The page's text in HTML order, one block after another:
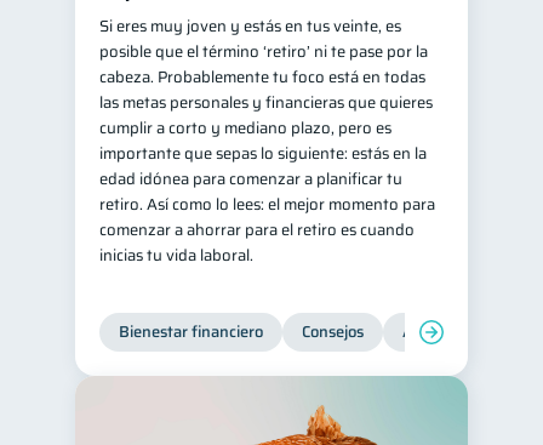
Retiro 1 Doble sueldo 1
Gasto responsable 1
información financiera 1
Si eres muy joven y estás en tus veinte, es
posible que el término ‘retiro’ ni te pase por la
cabeza. Probablemente tu foco está en todas
las metas personales y financieras que quieres
cumplir a corto y mediano plazo, pero es
importante que sepas lo siguiente: estás en la
edad idónea para comenzar a planificar tu
retiro. Así como lo lees: el mejor momento para
comenzar a ahorrar para el retiro es cuando
inicias tu vida laboral.
Bienestar financiero Consejos Ahorro